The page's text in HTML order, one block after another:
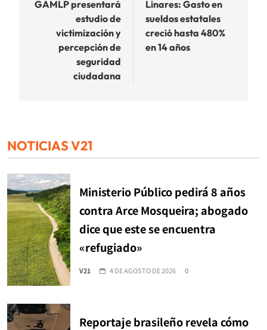
de
entradas
GAMLP presentará
estudio de
victimización y
percepción de
seguridad
ciudadana
Linares: Gasto en
sueldos estatales
creció hasta 480%
en 14 años
NOTICIAS V21
Ministerio Público pedirá 8 años
contra Arce Mosqueira; abogado
dice que este se encuentra
«refugiado»
V21 4 DE AGOSTO DE 2026 0
Reportaje brasileño revela cómo